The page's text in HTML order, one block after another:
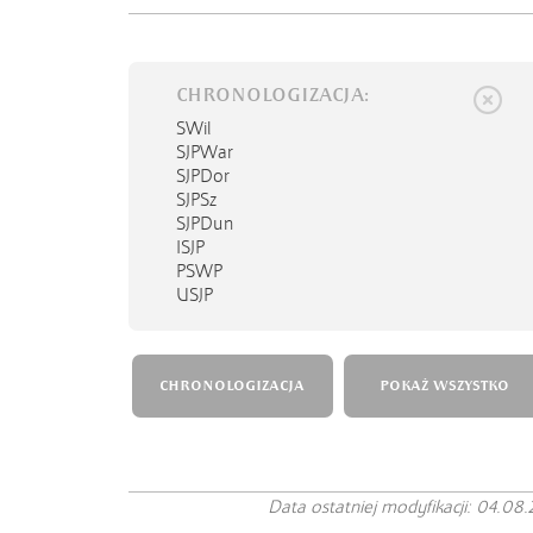
CHRONOLOGIZACJA:
SWil
SJPWar
SJPDor
SJPSz
SJPDun
ISJP
PSWP
USJP
CHRONOLOGIZACJA POKAŻ WSZYSTKO
Data ostatniej modyfikacji: